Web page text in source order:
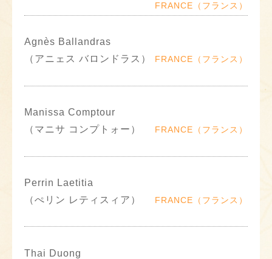
FRANCE（フランス）
Agnès Ballandras
（アニェス バロンドラス）
FRANCE（フランス）
Manissa Comptour
（マニサ コンプトォー）
FRANCE（フランス）
Perrin Laetitia
（ぺリン レティスィア）
FRANCE（フランス）
Thai Duong